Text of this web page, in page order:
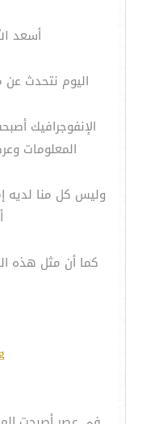
أسعد
اليوم نتحدث عن
الإنفوجرافيك
المعلومات
وليس كل منا لديه
كما أن مثل هذه